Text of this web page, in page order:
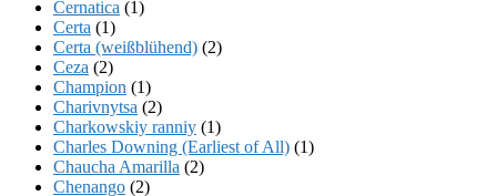
Cernatica (1)
Certa (1)
Certa (weißblühend) (2)
Ceza (2)
Champion (1)
Charivnytsa (2)
Charkowskiy ranniy (1)
Charles Downing (Earliest of All) (1)
Chaucha Amarilla (2)
Chenango (2)